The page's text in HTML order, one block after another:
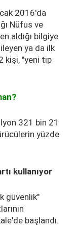
2016'da
Nüfus ve
aldığı bilgiye
ya da ilk
kişi, "yeni tip
321 bin 21
yüzde
kullanıyor
güvenlik"
başlandı.